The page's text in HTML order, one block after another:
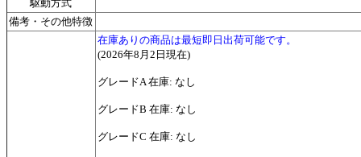
駆動方式
備考・その他特徴
在庫ありの商品は最短即日出荷可能です。
(2026年8月2日現在)
グレードA 在庫: なし
グレードB 在庫: なし
グレードC 在庫: なし